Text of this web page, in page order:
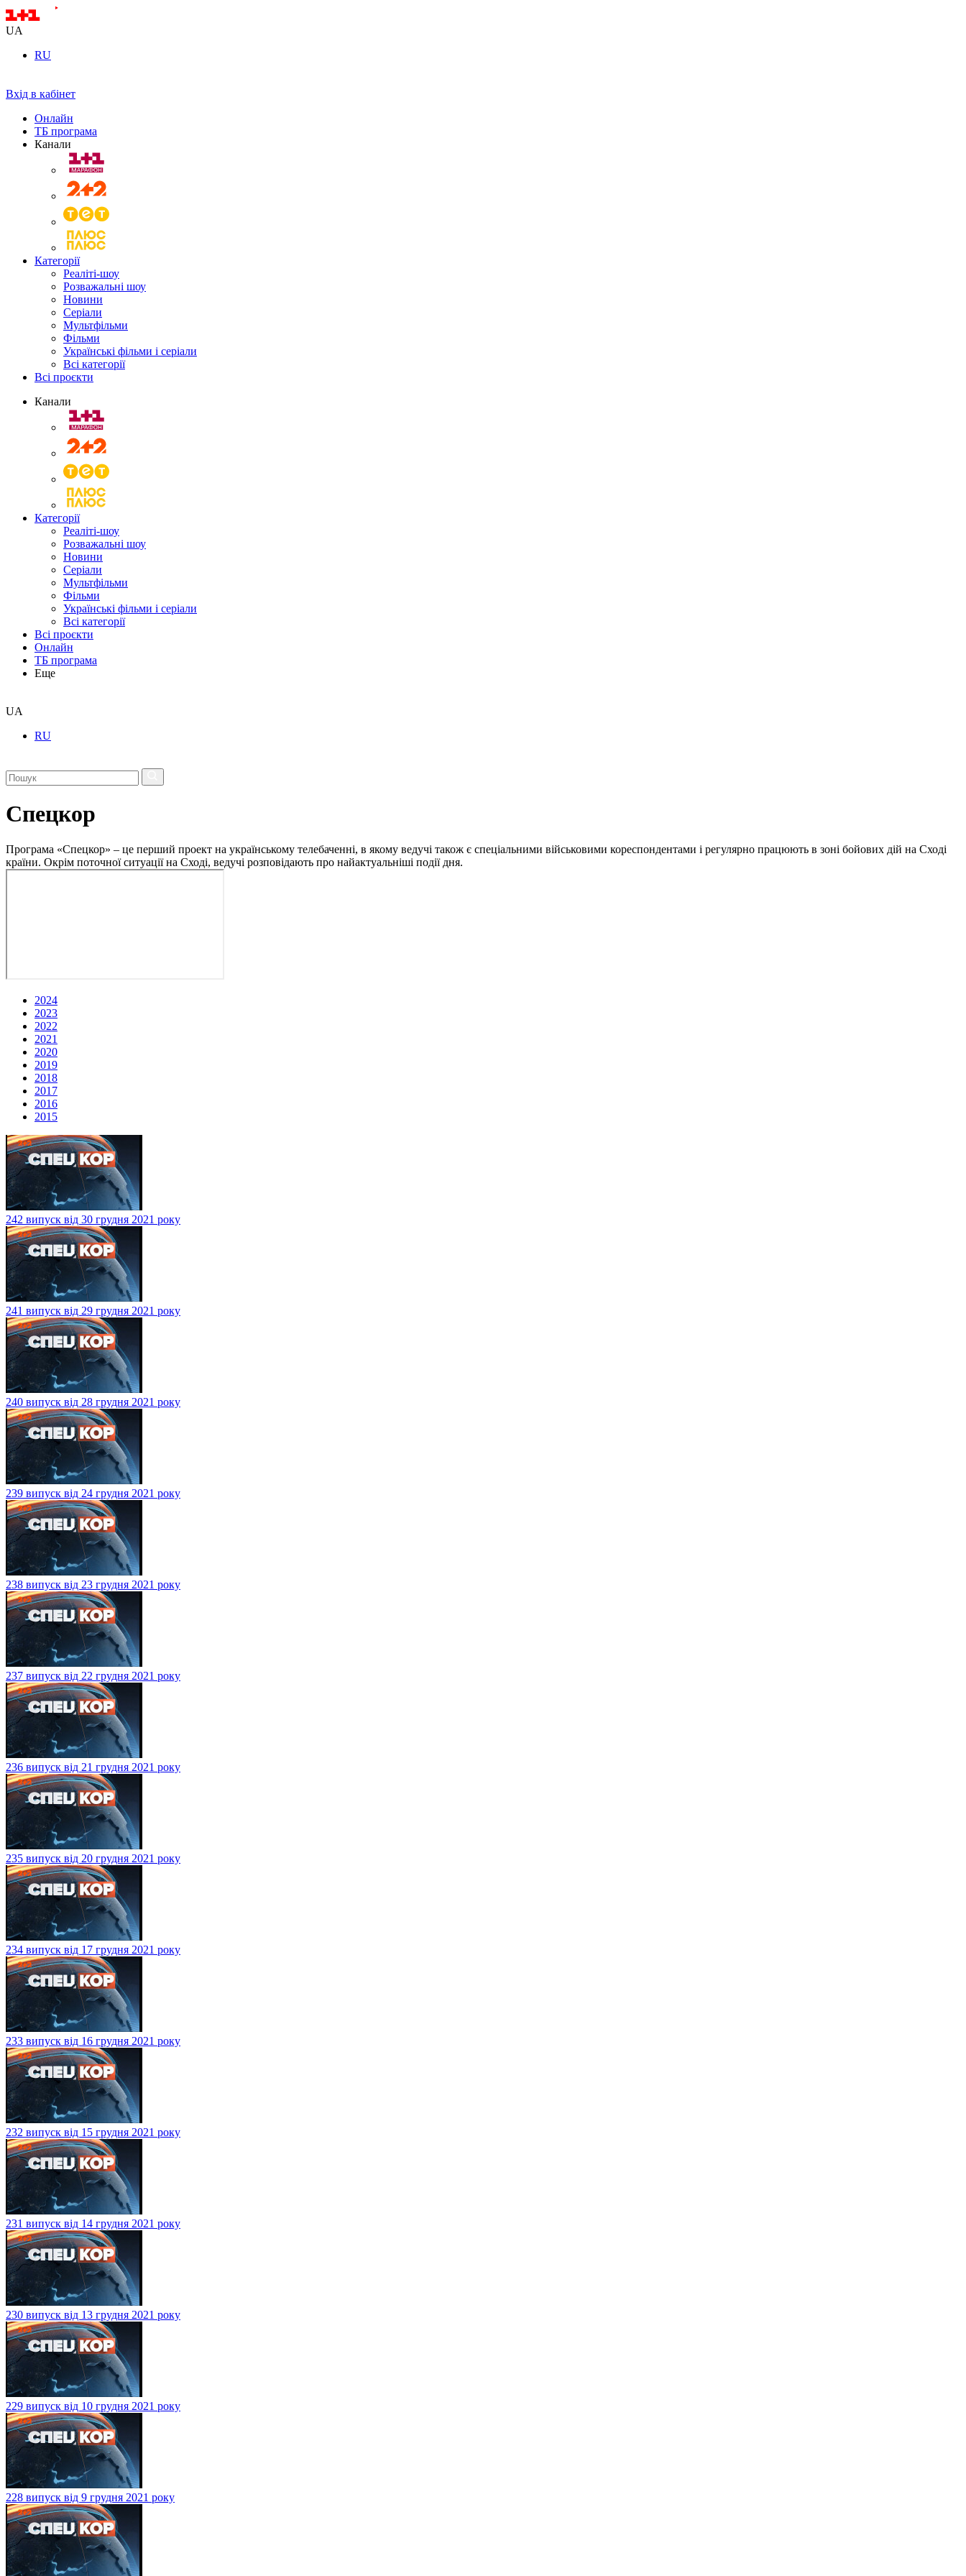
UA
RU
Вхід в кабінет
Онлайн
ТБ програма
Канали
Категорії
Реаліті-шоу
Розважальні шоу
Новини
Серіали
Мультфільми
Фільми
Українські фільми і серіали
Всі категорії
Всі проєкти
Канали
Категорії
Реаліті-шоу
Розважальні шоу
Новини
Серіали
Мультфільми
Фільми
Українські фільми і серіали
Всі категорії
Всі проєкти
Онлайн
ТБ програма
Еще
UA
RU
Спецкор
Програма «Спецкор» – це перший проект на українському телебаченні, в якому ведучі також є спеціальними військовими кореспондентами і регулярно працюють в зоні бойових дій на Сході
країни. Окрім поточної ситуації на Сході, ведучі розповідають про найактуальніші події дня.
2024
2023
2022
2021
2020
2019
2018
2017
2016
2015
242 випуск від 30 грудня 2021 року
241 випуск від 29 грудня 2021 року
240 випуск від 28 грудня 2021 року
239 випуск від 24 грудня 2021 року
238 випуск від 23 грудня 2021 року
237 випуск від 22 грудня 2021 року
236 випуск від 21 грудня 2021 року
235 випуск від 20 грудня 2021 року
234 випуск від 17 грудня 2021 року
233 випуск від 16 грудня 2021 року
232 випуск від 15 грудня 2021 року
231 випуск від 14 грудня 2021 року
230 випуск від 13 грудня 2021 року
229 випуск від 10 грудня 2021 року
228 випуск від 9 грудня 2021 року